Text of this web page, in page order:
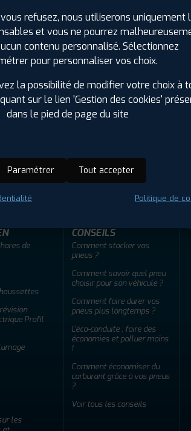
Offres d'emploi FAQ
de
Profil
les
CONSEILS
Comment stocker vos
pneus ?
Comment savoir quel pneu
choisir pour son véhicule ?
Comment faire durer vos
pneus plus longtemps ?
L'éco-conduite : faire des
économies et polluer moins
!
Comment économiser du
carburant grâce à vos pneus
?
Voir tous les conseils
refusez, nous utiliserons uniquement
et vous ne pourrez
contenu personnalisé. Sélectionnez
pour personnaliser vos choix.
la possibilité de modifier votre choix à
sur le lien 'Gestion des cookies'
dans le pied de page du site
Paramétrer Tout accepter
Politique de